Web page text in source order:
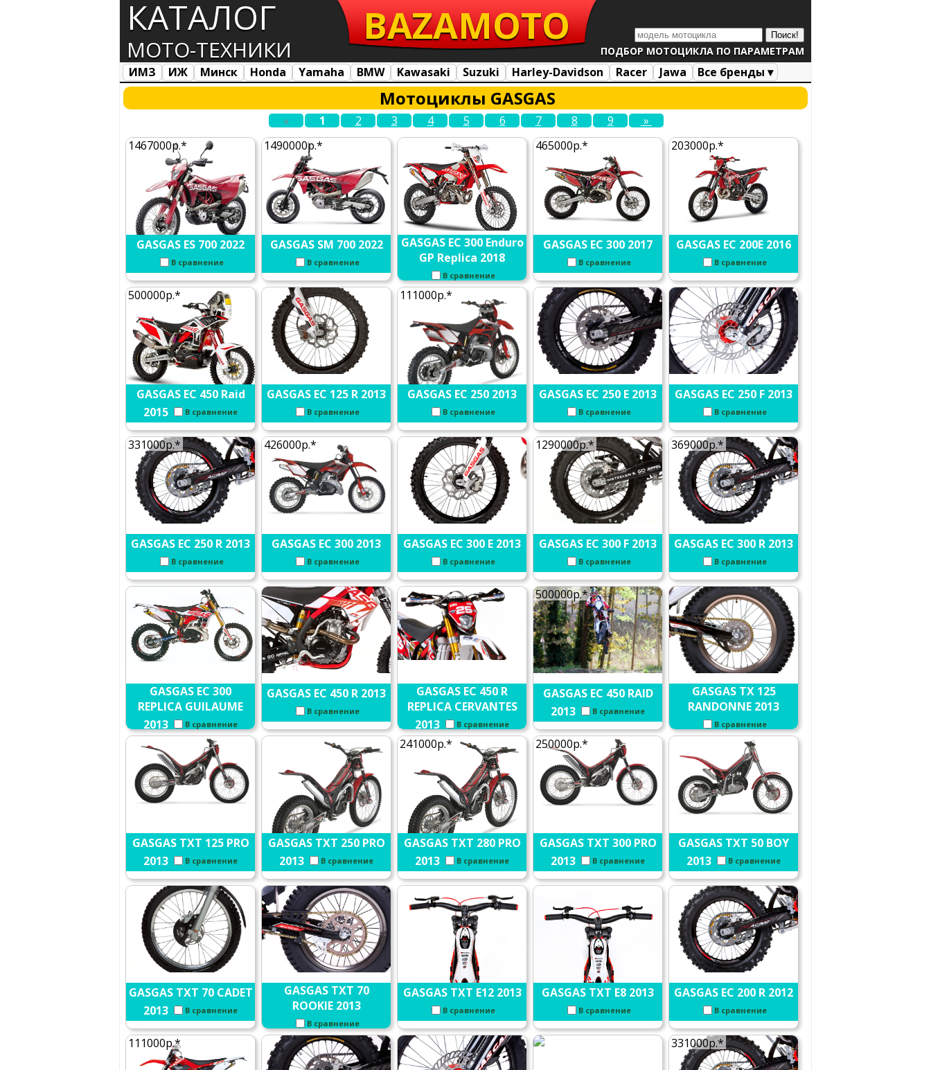
КАТАЛОГ
МОТО-ТЕХНИКИ ПОДБОР МОТОЦИКЛА ПО ПАРАМЕТРАМ
BAZAMOTO
ИМЗ ИЖ Минск Honda Yamaha BMW Kawasaki Suzuki Harley-Davidson Racer Jawa
Все бренды ▾
Все марки
Загрузка... Мотоциклы GASGAS
« 1 2 3 4 5 6 7 8 9
»
1467000р.*
GASGAS ES 700 2022
В сравнение
1490000р.*
GASGAS SM 700 2022
В сравнение
GASGAS EC 300 Enduro
GP Replica 2018
В сравнение
465000р.*
GASGAS EC 300 2017
В сравнение
203000р.*
GASGAS EC 200E 2016
В сравнение
500000р.*
GASGAS EC 450 Raid
2015
В сравнение
GASGAS EC 125 R 2013
В сравнение
111000р.*
GASGAS EC 250 2013
В сравнение
GASGAS EC 250 E 2013
В сравнение
GASGAS EC 250 F 2013
В сравнение
331000р.*
GASGAS EC 250 R 2013
В сравнение
426000р.*
GASGAS EC 300 2013
В сравнение
GASGAS EC 300 E 2013
В сравнение
1290000р.*
GASGAS EC 300 F 2013
В сравнение
369000р.*
GASGAS EC 300 R 2013
В сравнение
GASGAS EC 300
REPLICA GUILAUME
2013
В сравнение
GASGAS EC 450 R 2013
В сравнение
GASGAS EC 450 R
REPLICA CERVANTES
2013
В сравнение
500000р.*
GASGAS EC 450 RAID
2013
В сравнение
GASGAS TX 125
RANDONNE 2013
В сравнение
GASGAS TXT 125 PRO
2013
В сравнение
GASGAS TXT 250 PRO
2013
В сравнение
241000р.*
GASGAS TXT 280 PRO
2013
В сравнение
250000р.*
GASGAS TXT 300 PRO
2013
В сравнение
GASGAS TXT 50 BOY
2013
В сравнение
GASGAS TXT 70 CADET
2013
В сравнение
GASGAS TXT 70
ROOKIE 2013
В сравнение
GASGAS TXT E12 2013
В сравнение
GASGAS TXT E8 2013
В сравнение
GASGAS EC 200 R 2012
В сравнение
111000р.* 331000р.*